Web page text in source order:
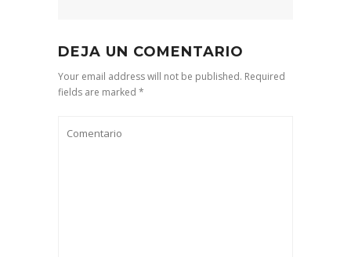
DEJA UN COMENTARIO
Your email address will not be published. Required
fields are marked *